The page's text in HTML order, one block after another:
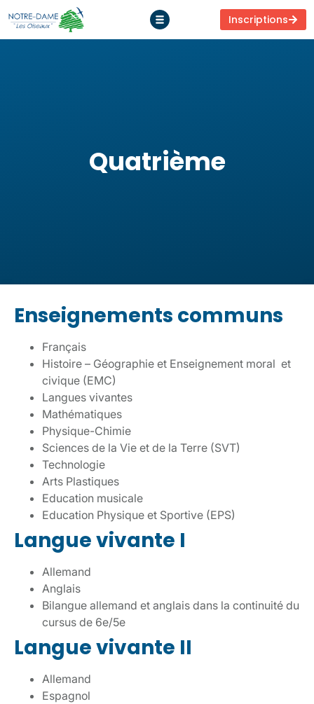
Inscriptions
Quatrième
Enseignements communs
Français
Histoire – Géographie et Enseignement moral et
civique (EMC)
Langues vivantes
Mathématiques
Physique-Chimie
Sciences de la Vie et de la Terre (SVT)
Technologie
Arts Plastiques
Education musicale
Education Physique et Sportive (EPS)
Langue vivante I
Allemand
Anglais
Bilangue allemand et anglais dans la continuité du
cursus de 6e/5e
Langue vivante II
Allemand
Espagnol